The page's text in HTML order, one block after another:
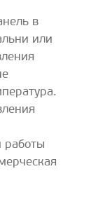
в
или
работы